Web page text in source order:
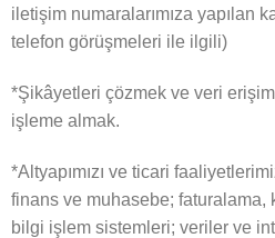
iletişim numaralarımıza yapılan
telefon görüşmeleri ile ilgili)
*Şikâyetleri çözmek ve veri
işleme almak.
*Altyapımızı ve ticari
finans ve muhasebe; faturalama,
bilgi işlem sistemleri; veriler ve